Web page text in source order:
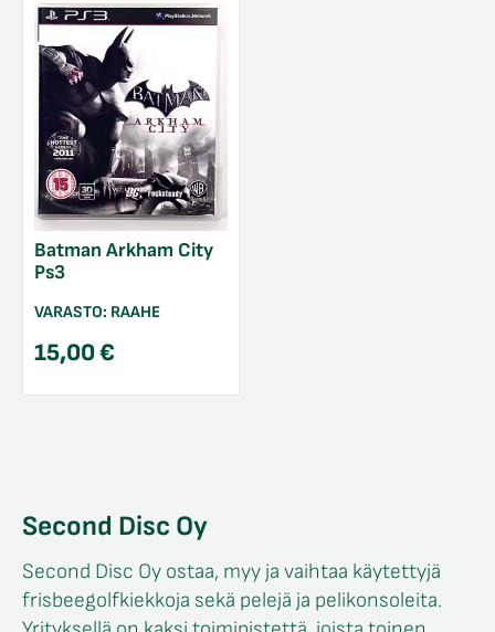
Batman Arkham City
Ps3
VARASTO: RAAHE
15,00€
Second Disc Oy
Second Disc Oy ostaa, myy ja vaihtaa käytettyjä
frisbeegolfkiekkoja sekä pelejä ja pelikonsoleita.